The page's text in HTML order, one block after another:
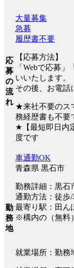
応
募
の
流
れ
大量募集
急募
履歴書不要
【応募方法】
「Webで応募
いいたします。
その後、お電話
★来社不要のス
務経歴書も不要
★【最短即日内
度です
勤
務
地
車通勤OK
青森県 黒石市
勤務詳細：黒石
通勤方法：徒歩
最寄り駅：田ん
※構内の（無料
就業場所：勤務